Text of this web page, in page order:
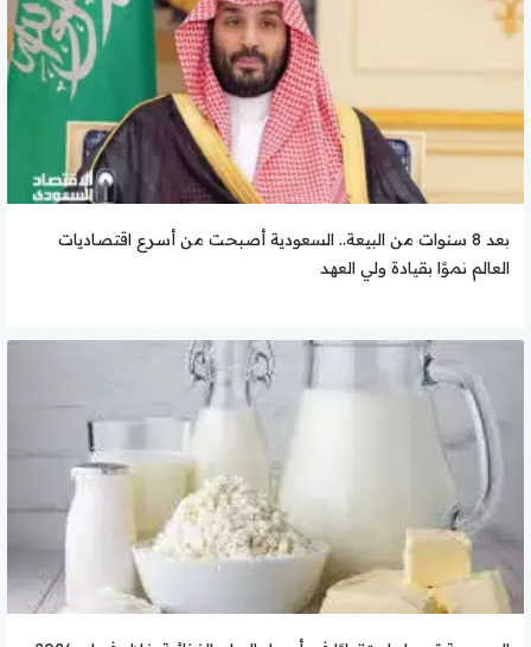
بعد 8 سنوات من البيعة.. السعودية أصبحت من أسرع اقتصاديات
العالم نموًا بقيادة ولي العهد